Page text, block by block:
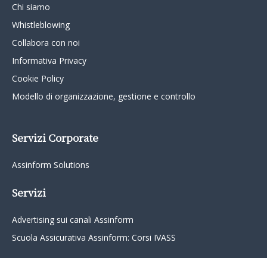
Chi siamo
Whistleblowing
Collabora con noi
Informativa Privacy
Cookie Policy
Modello di organizzazione, gestione e controllo
Servizi Corporate
Assinform Solutions
Servizi
Advertising sui canali Assinform
Scuola Assicurativa Assinform: Corsi IVASS